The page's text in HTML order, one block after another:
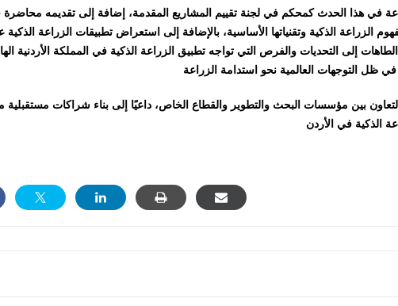
في هذا الحدث كمحكم في لجنة تقييم المشاريع المقدمة، إضافة إلى تقديمه محاضرة
الزراعة الذكية وتقنياتها الأساسية، بالإضافة إلى استعراض تطبيقات الزراعة الذكية
إلى التحديات والفرص التي تواجه تطبيق الزراعة الذكية في المملكة الأردنية
بين مؤسسات البحث والتطوير والقطاع الخاص، داعيًا إلى بناء شراكات مستقبلية